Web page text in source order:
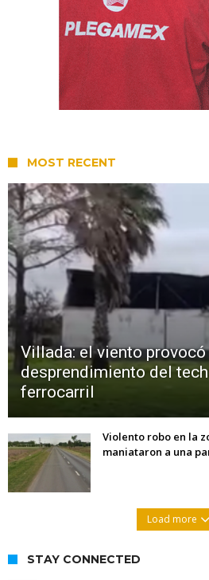
MOST RECENT
Villada: el viento
desprendimiento del
ferrocarril
Violento robo en la
maniataron a una
Load more
STAY CONNECTED